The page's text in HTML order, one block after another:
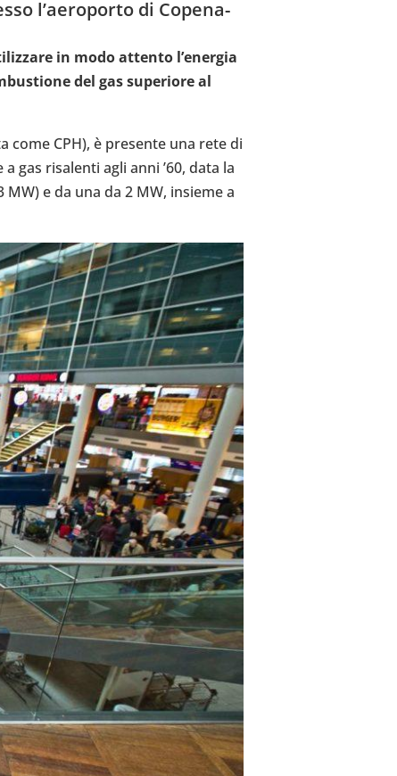
l’ae­ro­porto di Cope­na­
in modo attento l’e­ner­gia
del gas supe­riore al
come CPH), è pre­sente una rete di
gas risa­lenti agli anni ’60, data la
e da una da 2 MW, insieme a